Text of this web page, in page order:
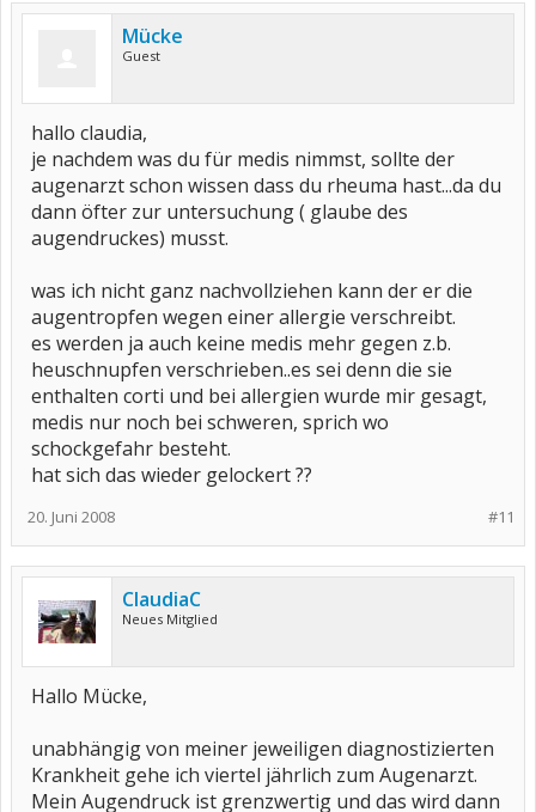
Mücke
Guest
hallo claudia,
je nachdem was du für medis nimmst, sollte der
augenarzt schon wissen dass du rheuma hast...da du
dann öfter zur untersuchung ( glaube des
augendruckes) musst.
was ich nicht ganz nachvollziehen kann der er die
augentropfen wegen einer allergie verschreibt.
es werden ja auch keine medis mehr gegen z.b.
heuschnupfen verschrieben..es sei denn die sie
enthalten corti und bei allergien wurde mir gesagt,
medis nur noch bei schweren, sprich wo
schockgefahr besteht.
hat sich das wieder gelockert ??
#11
20. Juni 2008
ClaudiaC
Neues Mitglied
Hallo Mücke,
unabhängig von meiner jeweiligen diagnostizierten
Krankheit gehe ich viertel jährlich zum Augenarzt.
Mein Augendruck ist grenzwertig und das wird dann